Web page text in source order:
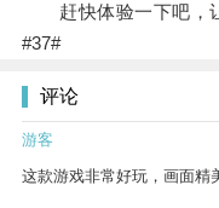
赶快体验一下吧，让
#37#
评论
游客
这款游戏非常好玩，画面精